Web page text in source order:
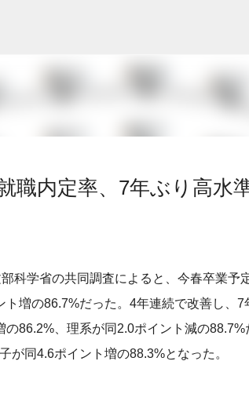
職内定率、7年ぶり高水
科学省の共同調査によると、今春卒業
ト増の86.7%だった。4年連続で改善し、
の86.2%、理系が同2.0ポイント減の
が同4.6ポイント増の88.3%となった。